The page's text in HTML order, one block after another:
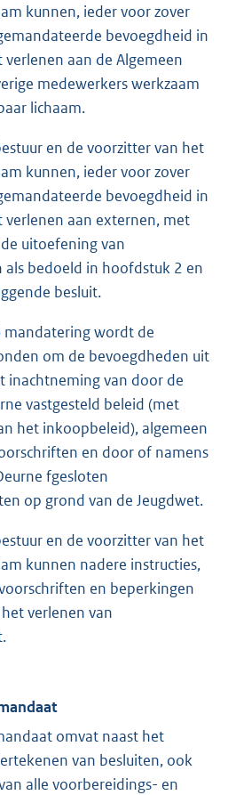
kunnen, ieder voor zover
bevoegdheid in
aan de Algemeen
medewerkers werkzaam
lichaam.
en de voorzitter van het
kunnen, ieder voor zover
bevoegdheid in
aan externen, met
uitoefening van
als bedoeld in hoofdstuk 2 en
besluit.
mandatering wordt de
om de bevoegdheden uit
inachtneming van door de
vastgesteld beleid (met
het inkoopbeleid), algemeen
en door of namens
fgesloten
op grond van de Jeugdwet.
en de voorzitter van het
kunnen nadere instructies,
en beperkingen
verlenen van
omvat naast het
van besluiten, ook
alle voorbereidings- en